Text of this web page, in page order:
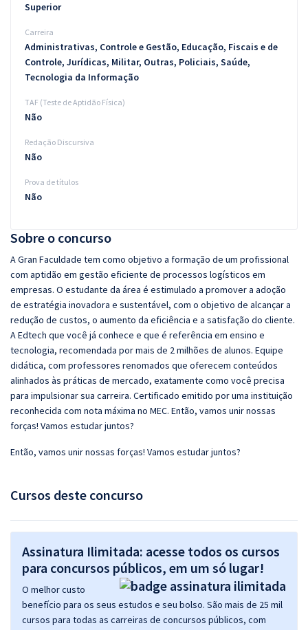
Sobre o concurso
A Gran Faculdade tem como objetivo a formação de um profissional
com aptidão em gestão eficiente de processos logísticos em
empresas. O estudante da área é estimulado a promover a adoção
de estratégia inovadora e sustentável, com o objetivo de alcançar a
redução de custos, o aumento da eficiência e a satisfação do cliente.
A Edtech que você já conhece e que é referência em ensino e
tecnologia, recomendada por mais de 2 milhões de alunos. Equipe
didática, com professores renomados que oferecem conteúdos
alinhados às práticas de mercado, exatamente como você precisa
para impulsionar sua carreira. Certificado emitido por uma instituição
reconhecida com nota máxima no MEC. Então, vamos unir nossas
forças! Vamos estudar juntos?
Então, vamos unir nossas forças! Vamos estudar juntos?
Cursos deste concurso
Assinatura Ilimitada: acesse todos os cursos
para concursos públicos, em um só lugar!
O melhor custo
benefício para os seus estudos e seu bolso. São mais de 25 mil
cursos para todas as carreiras de concursos públicos, com
Superior
Carreira
Administrativas, Controle e Gestão, Educação, Fiscais e de
Controle, Jurídicas, Militar, Outras, Policiais, Saúde,
Tecnologia da Informação
TAF (Teste de Aptidão Física)
Não
Redação Discursiva
Não
Prova de títulos
Não